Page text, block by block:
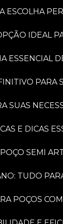
ESCOLHA
IDEAL
ESSENCIAL
PARA
SUAS
E DICAS
SEMI
TUDO
POÇOS